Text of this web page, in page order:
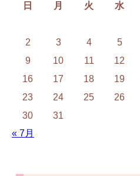
日
月 火 水
2
3 4 5
9
10 11 12
16
17 18 19
23
24 25 26
30
31
« 7月